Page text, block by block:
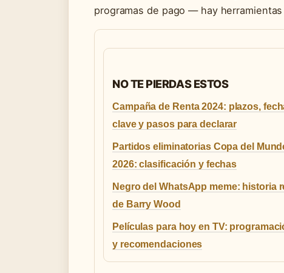
programas de pago — hay
NO TE PIERDAS ESTOS
Campaña de Renta 2024: plazos,
clave y pasos para declarar
Partidos eliminatorias Copa del
2026: clasificación y fechas
Negro del WhatsApp meme: historia
de Barry Wood
Películas para hoy en TV:
y recomendaciones